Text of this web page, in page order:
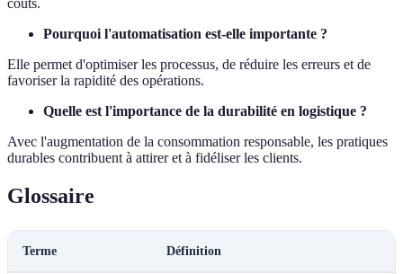
Pourquoi l'automatisation est-elle importante ?
Elle permet d'optimiser les processus, de réduire les erreurs et de
favoriser la rapidité des opérations.
Quelle est l'importance de la durabilité en logistique ?
Avec l'augmentation de la consommation responsable, les pratiques
durables contribuent à attirer et à fidéliser les clients.
Glossaire
Terme Définition